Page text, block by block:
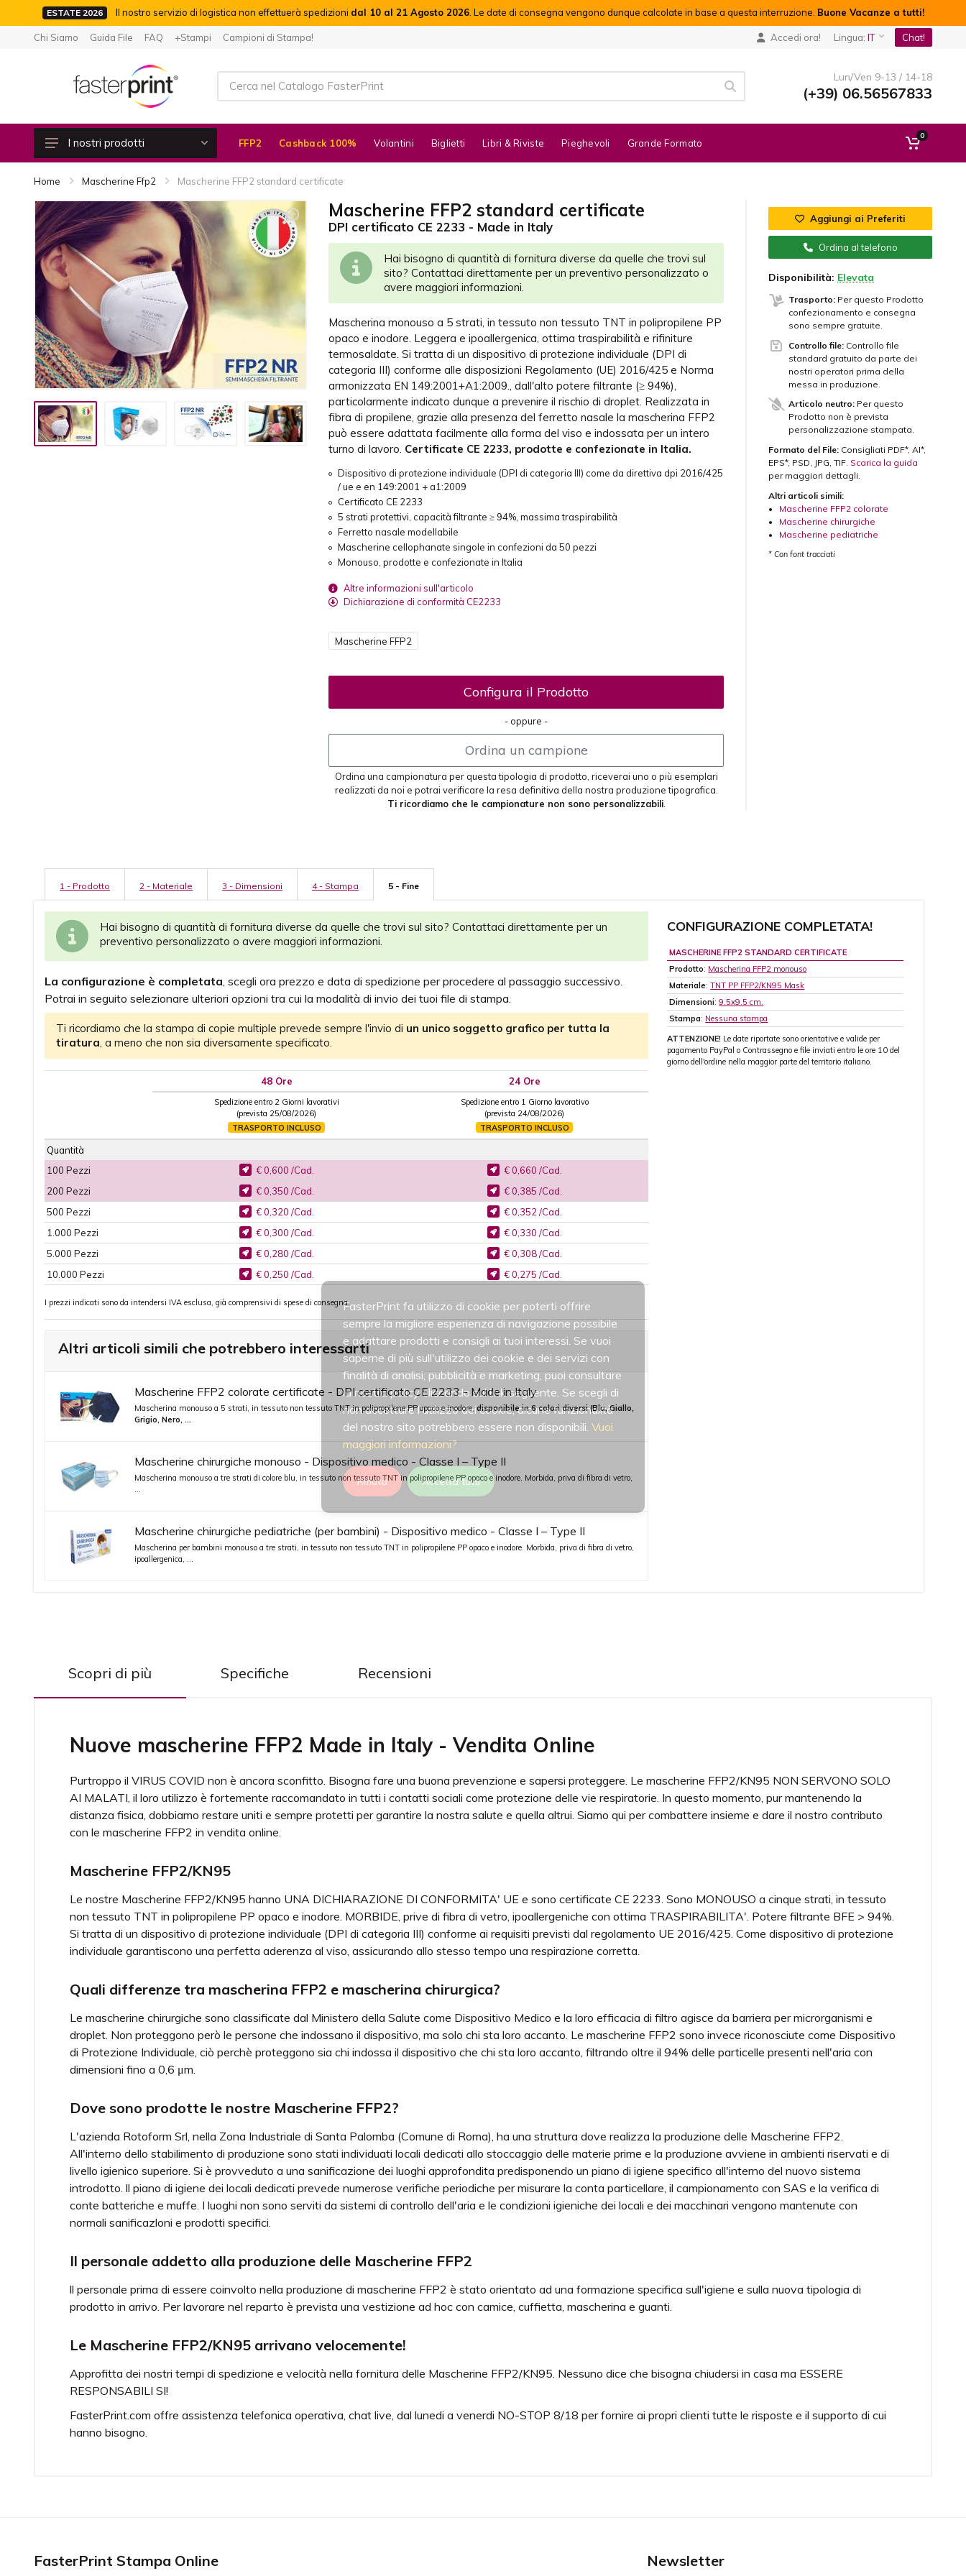
FasterPrint fa utilizzo di cookie per poterti offrire
sempre la migliore esperienza di navigazione possibile
e adattare prodotti e consigli ai tuoi interessi. Se vuoi
saperne di più sull'utilizzo dei cookie e dei servizi con
finalità di analisi, pubblicità e marketing, puoi consultare
la nostra policy cliccando sul link seguente. Se scegli di
non accettare l'utilizzo dei cookie, alcune funzionalità
del nostro sito potrebbero essere non disponibili. Vuoi
maggiori informazioni?
Rifiuta Accetta tutti
ESTATE 2026 Il nostro servizio di logistica non effettuerà spedizioni dal 10 al 21 Agosto 2026. Le date di consegna vengono dunque calcolate in base a questa interruzione. Buone Vacanze a tutti!
Chi Siamo Guida File FAQ +Stampi Campioni di Stampa! Accedi ora! Lingua: IT Chat!
Lun/Ven 9-13 / 14-18
(+39) 06.56567833
Cashback 100%
Piccolo Formato
Moduli Continui e Autoricalcanti
Libri e Riviste
Grande Formato
Etichette Adesive
Manifesti e Espositori
Tovagliette
Per il Tuo Lavoro
Mascherine FFP2
Tutti A/Z
I nostri prodotti FFP2 Cashback 100% Volantini Biglietti Libri & Riviste Pieghevoli Grande Formato
0
Home Mascherine Ffp2 Mascherine FFP2 standard certificate
Mascherine FFP2 standard certificate
DPI certificato CE 2233 - Made in Italy
Hai bisogno di quantità di fornitura diverse da quelle che trovi sul
sito? Contattaci direttamente per un preventivo personalizzato o
avere maggiori informazioni.
Mascherina monouso a 5 strati, in tessuto non tessuto TNT in polipropilene PP
opaco e inodore. Leggera e ipoallergenica, ottima traspirabilità e rifiniture
termosaldate. Si tratta di un dispositivo di protezione individuale (DPI di
categoria III) conforme alle disposizioni Regolamento (UE) 2016/425 e Norma
armonizzata EN 149:2001+A1:2009., dall'alto potere filtrante (≥ 94%),
particolarmente indicato dunque a prevenire il rischio di droplet. Realizzata in
fibra di propilene, grazie alla presenza del ferretto nasale la mascherina FFP2
può essere adattata facilmente alla forma del viso e indossata per un intero
turno di lavoro. Certificate CE 2233, prodotte e confezionate in Italia.
Dispositivo di protezione individuale (DPI di categoria III) come da direttiva dpi 2016/425
/ ue e en 149:2001 + a1:2009
Certificato CE 2233
5 strati protettivi, capacità filtrante ≥ 94%, massima traspirabilità
Ferretto nasale modellabile
Mascherine cellophanate singole in confezioni da 50 pezzi
Monouso, prodotte e confezionate in Italia
Altre informazioni sull'articolo
Dichiarazione di conformità CE2233
Aggiungi ai Preferiti
Ordina al telefono
Disponibilità: Elevata
Trasporto: Per questo Prodotto
confezionamento e consegna
sono sempre gratuite.
Controllo file: Controllo file
standard gratuito da parte dei
nostri operatori prima della
messa in produzione.
Articolo neutro: Per questo
Prodotto non è prevista
personalizzazione stampata.
Formato del File: Consigliati PDF*, AI*,
EPS*, PSD, JPG, TIF. Scarica la guida
per maggiori dettagli.
Altri articoli simili:
• Mascherine FFP2 colorate
• Mascherine chirurgiche
• Mascherine pediatriche
* Con font tracciati
Mascherine FFP2
Configura il Prodotto
- oppure -
Ordina un campione
Ordina una campionatura per questa tipologia di prodotto, riceverai uno o più esemplari
realizzati da noi e potrai verificare la resa definitiva della nostra produzione tipografica.
Ti ricordiamo che le campionature non sono personalizzabili.
1 - Prodotto 2 - Materiale 3 - Dimensioni 4 - Stampa 5 - Fine
Hai bisogno di quantità di fornitura diverse da quelle che trovi sul sito? Contattaci direttamente per un
preventivo personalizzato o avere maggiori informazioni.
La configurazione è completata, scegli ora prezzo e data di spedizione per procedere al passaggio successivo.
Potrai in seguito selezionare ulteriori opzioni tra cui la modalità di invio dei tuoi file di stampa.
Ti ricordiamo che la stampa di copie multiple prevede sempre l'invio di un unico soggetto grafico per tutta la
tiratura, a meno che non sia diversamente specificato.
48 Ore 24 Ore
Spedizione entro 2 Giorni lavorativi
(prevista 25/08/2026)
TRASPORTO INCLUSO
Spedizione entro 1 Giorno lavorativo
(prevista 24/08/2026)
TRASPORTO INCLUSO
Quantità
100 Pezzi € 0,600 /Cad.
€ 0,660 /Cad.
200 Pezzi € 0,350 /Cad.
€ 0,385 /Cad.
500 Pezzi € 0,320 /Cad.
€ 0,352 /Cad.
1.000 Pezzi € 0,300 /Cad.
€ 0,330 /Cad.
5.000 Pezzi € 0,280 /Cad.
€ 0,308 /Cad.
10.000 Pezzi € 0,250 /Cad. € 0,275 /Cad.
I prezzi indicati sono da intendersi IVA esclusa, già comprensivi di spese di consegna.
Altri articoli simili che potrebbero interessarti
Mascherine FFP2 colorate certificate - DPI certificato CE 2233 - Made in Italy
Mascherina monouso a 5 strati, in tessuto non tessuto TNT in polipropilene PP opaco e inodore,disponibile in 6 colori diversi (Blu, Giallo,
Grigio, Nero, ...
Mascherine chirurgiche monouso - Dispositivo medico - Classe I – Type II
Mascherina monouso a tre strati di colore blu, in tessuto non tessuto TNT in polipropilene PP opaco e inodore. Morbida, priva di fibra di vetro,
...
Mascherine chirurgiche pediatriche (per bambini) - Dispositivo medico - Classe I – Type II
Mascherina per bambini monouso a tre strati, in tessuto non tessuto TNT in polipropilene PP opaco e inodore. Morbida, priva di fibra di vetro,
ipoallergenica, ...
CONFIGURAZIONE COMPLETATA!
MASCHERINE FFP2 STANDARD CERTIFICATE
Prodotto: Mascherina FFP2 monouso
Materiale:TNT PP FFP2/KN95 Mask
Dimensioni:9.5x9.5 cm.
Stampa: Nessuna stampa
ATTENZIONE! Le date riportate sono orientative e valide per
pagamento PayPal o Contrassegno e file inviati entro le ore 10 del
giorno dell'ordine nella maggior parte del territorio italiano.
Scopri di più Specifiche Recensioni
Nuove mascherine FFP2 Made in Italy - Vendita Online
Purtroppo il VIRUS COVID non è ancora sconfitto. Bisogna fare una buona prevenzione e sapersi proteggere. Le mascherine FFP2/KN95 NON SERVONO SOLO
AI MALATI, il loro utilizzo è fortemente raccomandato in tutti i contatti sociali come protezione delle vie respiratorie. In questo momento, pur mantenendo la
distanza fisica, dobbiamo restare uniti e sempre protetti per garantire la nostra salute e quella altrui. Siamo qui per combattere insieme e dare il nostro contributo
con le mascherine FFP2 in vendita online.
Mascherine FFP2/KN95
Le nostre Mascherine FFP2/KN95 hanno UNA DICHIARAZIONE DI CONFORMITA' UE e sono certificate CE 2233. Sono MONOUSO a cinque strati, in tessuto
non tessuto TNT in polipropilene PP opaco e inodore. MORBIDE, prive di fibra di vetro, ipoallergeniche con ottima TRASPIRABILITA'. Potere filtrante BFE > 94%.
Si tratta di un dispositivo di protezione individuale (DPI di categoria III) conforme ai requisiti previsti dal regolamento UE 2016/425. Come dispositivo di protezione
individuale garantiscono una perfetta aderenza al viso, assicurando allo stesso tempo una respirazione corretta.
Quali differenze tra mascherina FFP2 e mascherina chirurgica?
Le mascherine chirurgiche sono classificate dal Ministero della Salute come Dispositivo Medico e la loro efficacia di filtro agisce da barriera per microrganismi e
droplet. Non proteggono però le persone che indossano il dispositivo, ma solo chi sta loro accanto. Le mascherine FFP2 sono invece riconosciute come Dispositivo
di Protezione Individuale, ciò perchè proteggono sia chi indossa il dispositivo che chi sta loro accanto, filtrando oltre il 94% delle particelle presenti nell'aria con
dimensioni fino a 0,6 μm.
Dove sono prodotte le nostre Mascherine FFP2?
L'azienda Rotoform Srl, nella Zona Industriale di Santa Palomba (Comune di Roma), ha una struttura dove realizza la produzione delle Mascherine FFP2.
All'interno dello stabilimento di produzione sono stati individuati locali dedicati allo stoccaggio delle materie prime e la produzione avviene in ambienti riservati e di
livello igienico superiore. Si è provveduto a una sanificazione dei luoghi approfondita predisponendo un piano di igiene specifico all'interno del nuovo sistema
introdotto. ll piano di igiene dei locali dedicati prevede numerose verifiche periodiche per misurare la conta particellare, il campionamento con SAS e la verifica di
conte batteriche e muffe. I luoghi non sono serviti da sistemi di controllo dell'aria e le condizioni igieniche dei locali e dei macchinari vengono mantenute con
normali sanificazloni e prodotti specifici.
Il personale addetto alla produzione delle Mascherine FFP2
ll personale prima di essere coinvolto nella produzione di mascherine FFP2 è stato orientato ad una formazione specifica sull'igiene e sulla nuova tipologia di
prodotto in arrivo. Per lavorare nel reparto è prevista una vestizione ad hoc con camice, cuffietta, mascherina e guanti.
Le Mascherine FFP2/KN95 arrivano velocemente!
Approfitta dei nostri tempi di spedizione e velocità nella fornitura delle Mascherine FFP2/KN95. Nessuno dice che bisogna chiudersi in casa ma ESSERE
RESPONSABILI SI!
FasterPrint.com offre assistenza telefonica operativa, chat live, dal lunedi a venerdi NO-STOP 8/18 per fornire ai propri clienti tutte le risposte e il supporto di cui
hanno bisogno.
Funzione filtrante
FasterPrint Stampa Online Newsletter